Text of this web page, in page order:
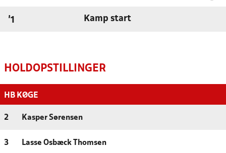
'1 Kamp start
HOLDOPSTILLINGER
HB KØGE
2 Kasper Sørensen
3 Lasse Osbæck Thomsen